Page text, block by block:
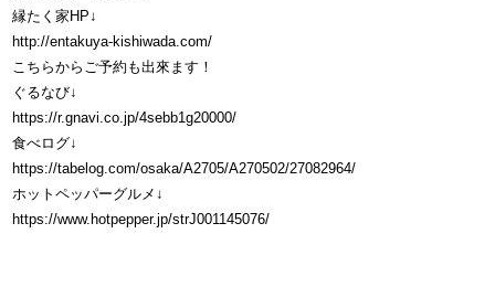
縁たく家HP↓
http://entakuya-kishiwada.com/
こちらからご予約も出來ます！
ぐるなび↓
https://r.gnavi.co.jp/4sebb1g20000/
食べログ↓
https://tabelog.com/osaka/A2705/A270502/27082964/
ホットペッパーグルメ↓
https://www.hotpepper.jp/strJ001145076/